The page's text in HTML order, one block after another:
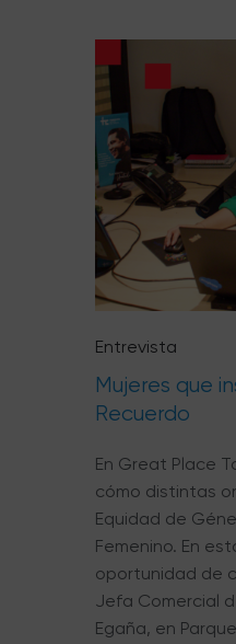
Entrevista
Mujeres que
Recuerdo
En Great Place
cómo distintas
Equidad de
Femenino. En
oportunidad de
Jefa Comercial
Egaña, en